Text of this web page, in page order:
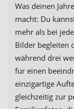
Was deinen
macht: Du
mehr als bei
Bilder begleiten
während drei
für einen
einzigartige
gleichzeitig zur